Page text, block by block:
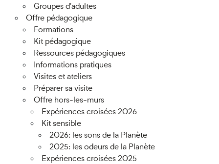
Groupes d'adultes
Offre pédagogique
Formations
Kit pédagogique
Ressources pédagogiques
Informations pratiques
Visites et ateliers
Préparer sa visite
Offre hors-les-murs
Expériences croisées 2026
Kit sensible
2026: les sons de la Planète
2025: les odeurs de la Planète
Expériences croisées 2025